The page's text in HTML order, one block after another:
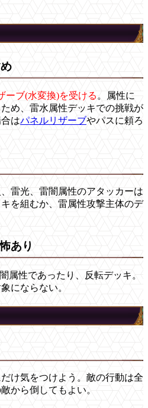
ーブ(水変換)を受ける 。属性に
め、雷水属性デッキでの挑戦が
はパネルリザーブやパスに頼ろ
雷光、雷闇属性のアタッカーは
を組むか、雷属性攻撃主体のデ
あり
属性であったり、反転デッキ。
にならない。
け気をつけよう。敵の行動は全
から倒してもよい。